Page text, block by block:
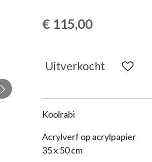
€ 115,00
Uitverkocht
Koolrabi
Acrylverf op acrylpapier
35 x 50 cm